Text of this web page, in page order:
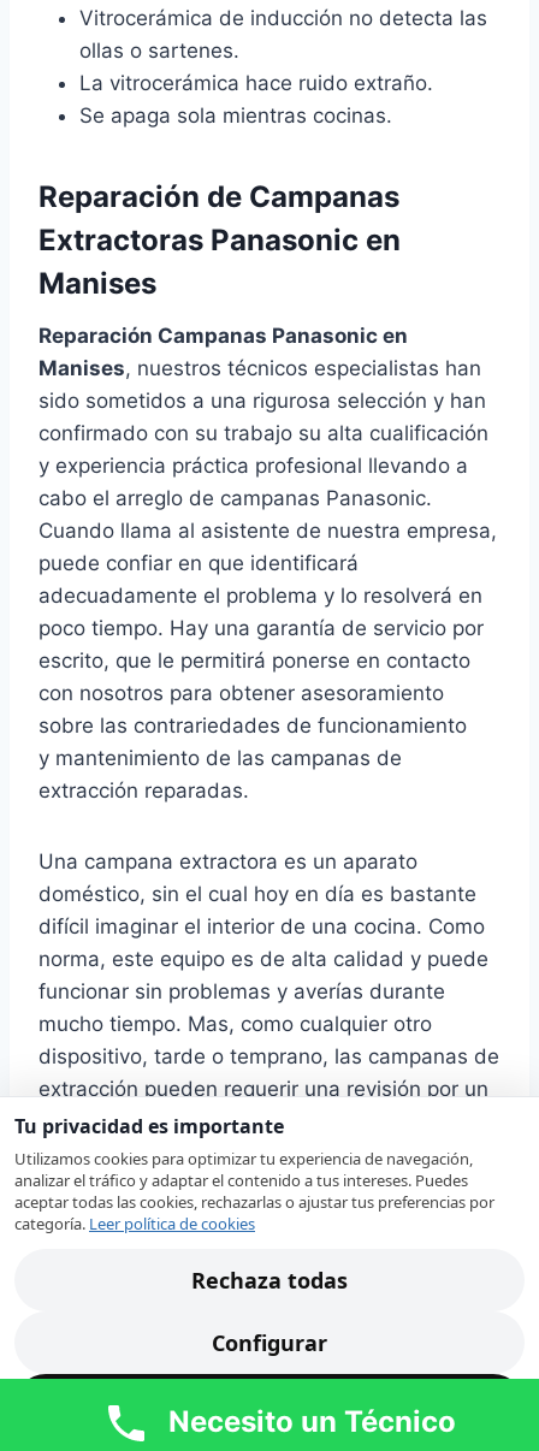
Vitrocerámica de inducción no detecta las
ollas o sartenes.
La vitrocerámica hace ruido extraño.
Se apaga sola mientras cocinas.
Reparación de Campanas
Extractoras Panasonic en
Manises
Reparación Campanas Panasonic en
Manises, nuestros técnicos especialistas han
sido sometidos a una rigurosa selección y han
confirmado con su trabajo su alta cualificación
y experiencia práctica profesional llevando a
cabo el arreglo de campanas Panasonic.
Cuando llama al asistente de nuestra empresa,
puede confiar en que identificará
adecuadamente el problema y lo resolverá en
poco tiempo. Hay una garantía de servicio por
escrito, que le permitirá ponerse en contacto
con nosotros para obtener asesoramiento
sobre las contrariedades de funcionamiento
y mantenimiento de las campanas de
extracción reparadas.
Una campana extractora es un aparato
doméstico, sin el cual hoy en día es bastante
difícil imaginar el interior de una cocina. Como
norma, este equipo es de alta calidad y puede
funcionar sin problemas y averías durante
mucho tiempo. Mas, como cualquier otro
dispositivo, tarde o temprano, las campanas de
extracción pueden requerir una revisión por un
profesional capacitado.
Nuestros técnicos en Manises revisan su
campana extractora Panasonic localizando
síntomas, nuestroservicio técnico de
revisará cada uno de los componentes de su
reparación:
Tu privacidad es importante
Utilizamos cookies para optimizar tu experiencia de navegación,
analizar el tráfico y adaptar el contenido a tus intereses. Puedes
aceptar todas las cookies, rechazarlas o ajustar tus preferencias por
categoría. Leer política de cookies
Rechaza todas
Configurar
Acepta todas
Necesito un Técnico